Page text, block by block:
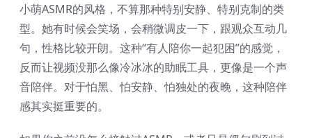
小萌ASMR的风格，不算那种特别安静、特别克制的类
型。她有时候会笑场，会稍微调皮一下，跟观众互动几
句，性格比较开朗。这种“有人陪你一起犯困”的感觉，
反而让视频没那么像冷冰冰的助眠工具，更像是一个声
音陪伴。对于怕黑、怕安静、怕独处的夜晚，这种陪伴
感其实挺重要的。